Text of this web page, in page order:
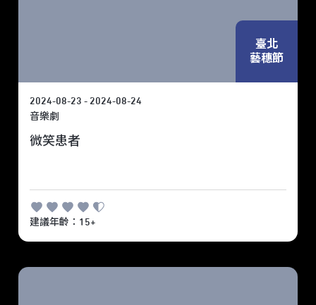
臺北
藝穗節
2024-08-23 - 2024-08-24
音樂劇
微笑患者
建議年齡：15+